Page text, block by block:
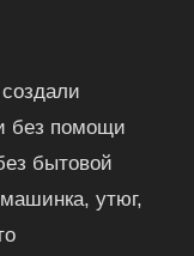
без помощи
бытовой
утюг,